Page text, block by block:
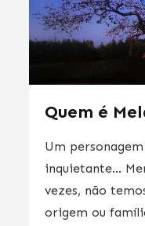
Quem é
Um
inquietante…
vezes, não
origem ou